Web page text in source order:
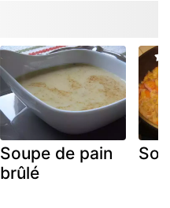
Soupe de pain
brûlé